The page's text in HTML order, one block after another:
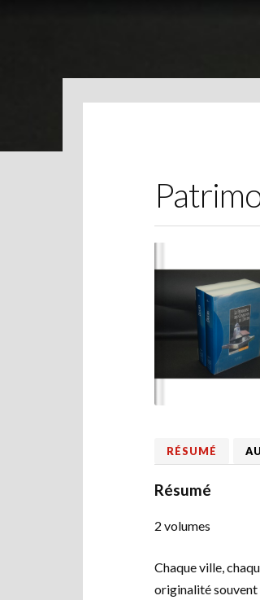
RÉSUMÉ
Résumé
2 volumes
Chaque ville,
originalité souvent